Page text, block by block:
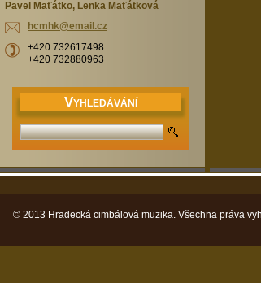
Pavel Maťátko, Lenka Maťátková
hcmhk@email.cz
+420 732617498
+420 732880963
VYHLEDÁVÁNÍ
© 2013 Hradecká cimbálová muzika. Všechna práva